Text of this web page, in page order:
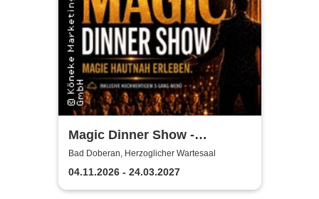
Magic Dinner Show -
Exklusive
Erlebnisgastronomie | Seit 14
Jahren & über 500 Magic
Bad Doberan, Herzoglicher Wartesaal
04.11.2026 - 24.03.2027